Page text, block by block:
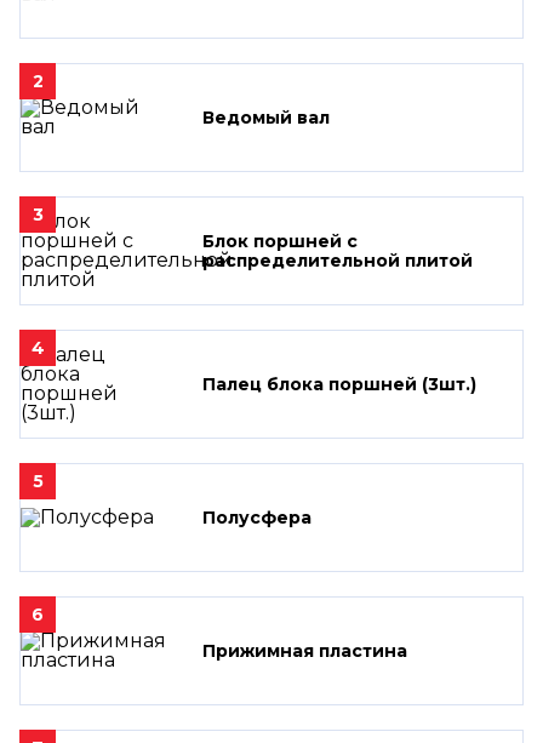
2
Ведомый вал
3
Блок поршней c
распределительной плитой
4
Палец блока поршней (3шт.)
5
Полусфера
6
Прижимная пластина